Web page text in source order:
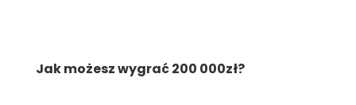
Jak możesz wygrać 200 000zł?